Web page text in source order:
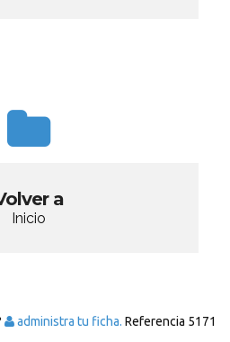
a
Inicio
administra tu ficha. Referencia 5171